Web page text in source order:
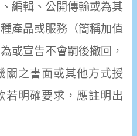
編輯、公開傳輸或為其
產品或服務（簡稱加值
或宣告不會嗣後撤回，
關之書面或其他方式授
若明確要求，應註明出